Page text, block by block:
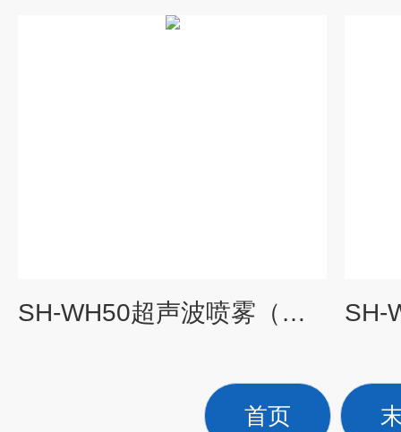
SH-WH50超声波喷雾（雾化）喷涂50K雾化器
首页